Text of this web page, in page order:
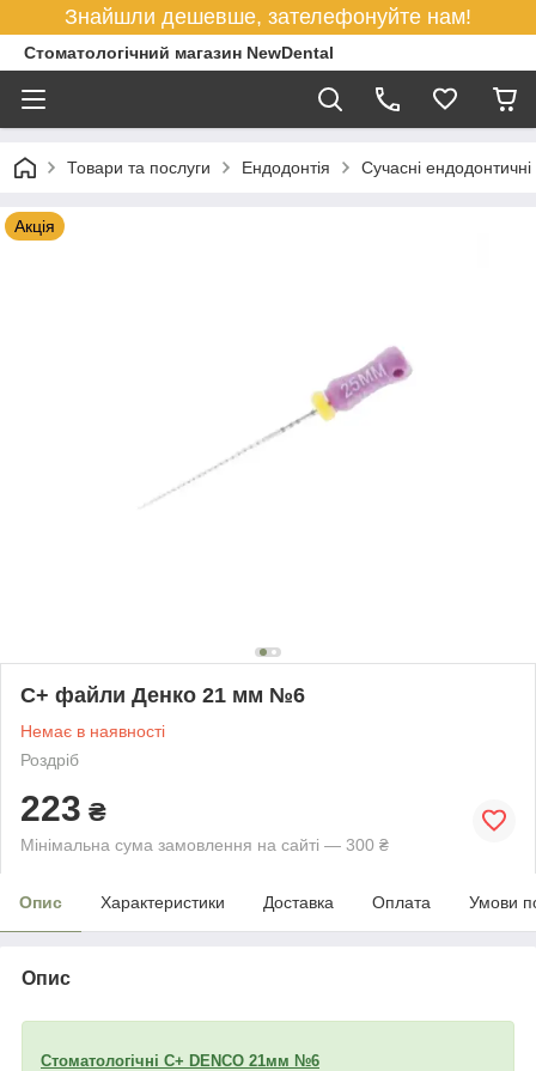
Знайшли дешевше, зателефонуйте нам!
Стоматологічний магазин NewDental
Товари та послуги Ендодонтія Сучасні ендодонтичні
Акція
С+ файли Денко 21 мм №6
Немає в наявності
Роздріб
223 ₴
Мінімальна сума замовлення на сайті — 300 ₴
Опис Характеристики Доставка Оплата Умови
Опис
Стоматологічні С+ DENCO 21мм №6